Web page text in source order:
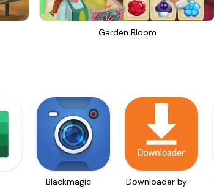
Garden Bloom
Blackmagic
Downloader by